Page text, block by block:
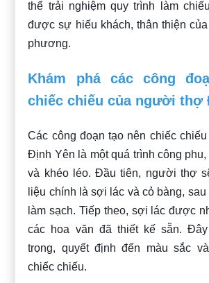
thể trải nghiệm quy trình làm
được sự hiếu khách, thân thiện
phương.
Khám phá các công
chiếc chiếu của người thợ
Các công đoạn tạo nên chiếc
Định Yên là một quá trình công
và khéo léo. Đầu tiên, người thợ
liệu chính là sợi lác và cỏ bàng,
làm sạch. Tiếp theo, sợi lác được
các hoa văn đã thiết kế sẵn.
trọng, quyết định đến màu sắc
chiếc chiếu.